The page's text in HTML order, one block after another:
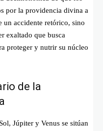
por la providencia divina a
un accidente retórico, sino
exaltado que busca
proteger y nutrir su núcleo
de la
Júpiter y Venus se sitúan